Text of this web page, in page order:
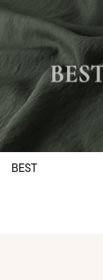
BEST